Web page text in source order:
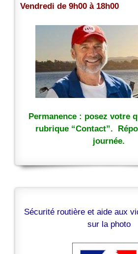
Vendredi de 9h00 à 18h00
Permanence : posez votre
rubrique “Contact”.
journée.
Sécurité routière et aide aux
sur la photo